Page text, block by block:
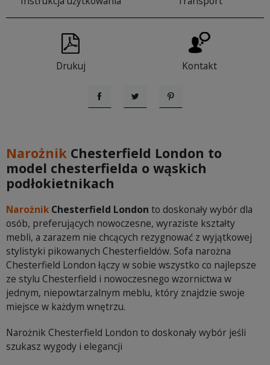
Drukuj Kontakt
UdostępnijTweetujPinterest
Narożnik Chesterfield London to
model chesterfielda o wąskich
podłokietnikach
Narożnik Chesterfield London to doskonały wybór dla
osób, preferujących nowoczesne, wyraziste kształty
mebli, a zarazem nie chcących rezygnować z wyjątkowej
stylistyki pikowanych Chesterfieldów. Sofa narożna
Chesterfield London łączy w sobie wszystko co najlepsze
ze stylu Chesterfield i nowoczesnego wzornictwa w
jednym, niepowtarzalnym meblu, który znajdzie swoje
miejsce w każdym wnętrzu.
Narożnik Chesterfield London to doskonały wybór jeśli
szukasz wygody i elegancji